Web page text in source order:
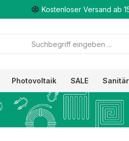
Kostenloser Versand ab
Photovoltaik SALE Sanitär